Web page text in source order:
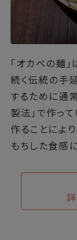
「オカベの麺
続く伝統の手
するために通
製法」で作っ
作ることによ
もちした食感